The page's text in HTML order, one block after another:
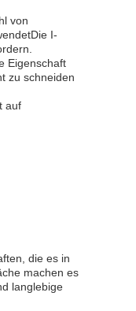
von
I-
Eigenschaft
zu schneiden
auf
die es in
machen es
langlebige